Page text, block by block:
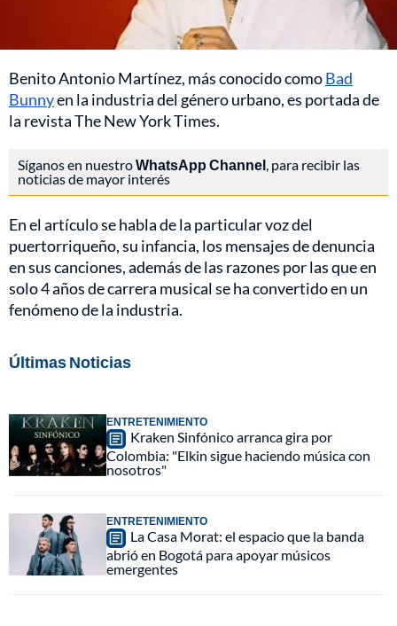
Benito Antonio Martínez, más conocido comoBad
Bunnyen la industria del género urbano, es portada de
la revista The New York Times.
Síganos en nuestroWhatsApp Channel, para recibir las
noticias de mayor interés
En el artículo se habla de la particular voz del
puertorriqueño, su infancia, los mensajes de denuncia
en sus canciones, además de las razones por las que en
solo 4 años de carrera musical se ha convertido en un
fenómeno de la industria.
Últimas Noticias
ENTRETENIMIENTO
Kraken Sinfónico arranca gira por
Colombia: "Elkin sigue haciendo música con
nosotros"
ENTRETENIMIENTO
La Casa Morat: el espacio que la banda
abrió en Bogotá para apoyar músicos
emergentes